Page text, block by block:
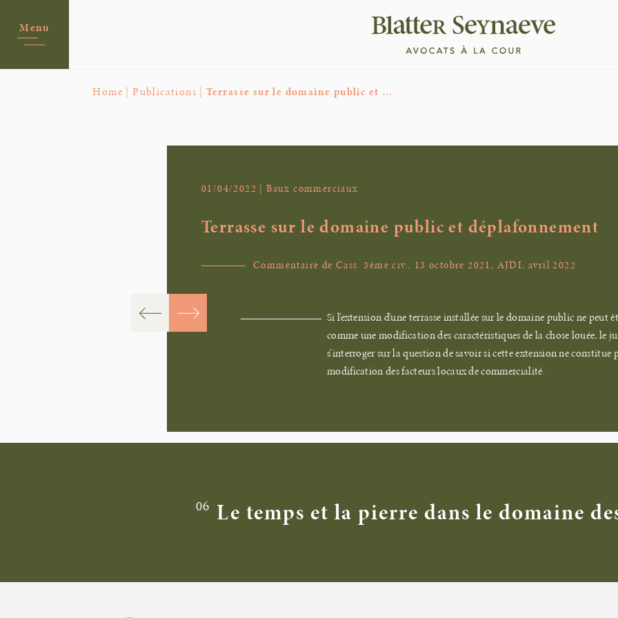
Menu
Home | Publications | Terrasse sur le domaine public et …
01/04/2022 | Baux commerciaux
Terrasse sur le domaine public et déplafonnement
Commentaire de Cass. 3ème civ., 13 octobre 2021, AJDI, avril 2022
Si l’extension d’une terrasse installée sur le domaine public ne peut
comme une modification des caractéristiques de la chose louée, le
s’interroger sur la question de savoir si cette extension ne constitue
modification des facteurs locaux de commercialité.
06 Le temps et la pierre dans le domaine